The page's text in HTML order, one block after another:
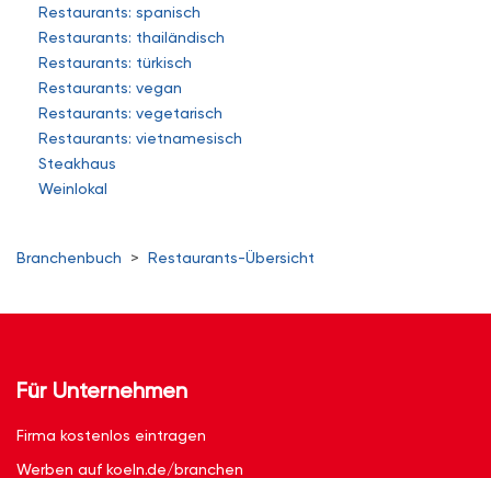
Restaurants: spanisch
Restaurants: thailändisch
Restaurants: türkisch
Restaurants: vegan
Restaurants: vegetarisch
Restaurants: vietnamesisch
Steakhaus
Weinlokal
Branchenbuch > Restaurants-Übersicht
Für Unternehmen
Firma kostenlos eintragen
Werben auf koeln.de/branchen